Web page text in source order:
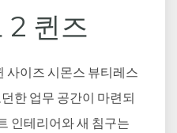
2 퀸즈
사이즈 시몬스 뷰티레스
한 업무 공간이 마련되
인테리어와 새 침구는